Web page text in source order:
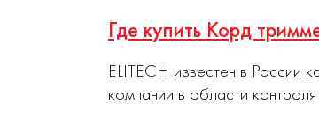
Где купить Корд
ELITECH известен в России
компании в области